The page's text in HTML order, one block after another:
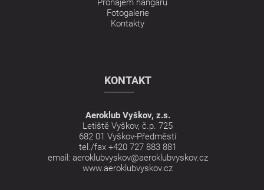
Pronájem hangáru
Fotogalerie
Kontakty
KONTAKT
Aeroklub Vyškov, z.s.
Letiště Vyškov, č.p. 725
682 01 Vyškov-Předměstí
tel./fax +420 727 883 881
email: aeroklubvyskov@aeroklubvyskov.cz
www.aeroklubvyskov.cz